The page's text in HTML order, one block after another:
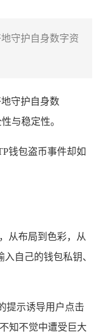
守护自身数字资
守护自身数
与稳定性。
钱包盗币事件却如
从布局到色彩，从
自己的钱包私钥、
提示诱导用户点击
知不觉中遭受巨大